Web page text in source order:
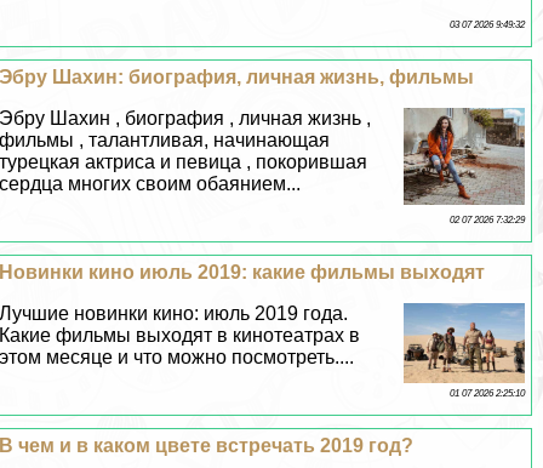
03 07 2026 9:49:32
Эбру Шахин: биография, личная жизнь, фильмы
Эбру Шахин , биография , личная жизнь ,
фильмы , талантливая, начинающая
турецкая актриса и певица , покорившая
сердца многих своим обаянием...
02 07 2026 7:32:29
Новинки кино июль 2019: какие фильмы выходят
Лучшие новинки кино: июль 2019 года.
Какие фильмы выходят в кинотеатрах в
этом месяце и что можно посмотреть....
01 07 2026 2:25:10
В чем и в каком цвете встречать 2019 год?